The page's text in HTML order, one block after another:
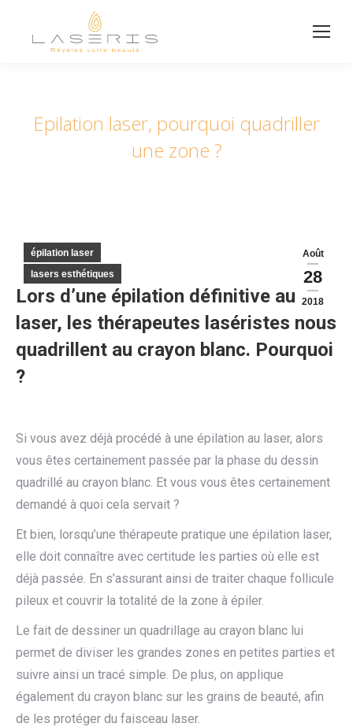
Epilation laser, pourquoi quadriller
une zone ?
Août
28
2018
épilation laser
lasers esthétiques
Lors d’une épilation définitive au
laser, les thérapeutes laséristes nous
quadrillent au crayon blanc. Pourquoi
?
Si vous avez déjà procédé à une épilation au laser, alors
vous êtes certainement passée par la phase du dessin
quadrillé au crayon blanc. Et vous vous êtes certainement
demandé à quoi cela servait ?
Et bien, lorsqu’une thérapeute pratique une épilation laser,
elle doit connaître avec certitude les parties où elle est
déjà passée. En s’assurant ainsi de traiter chaque follicule
pileux et couvrir la totalité de la zone à épiler.
Le fait de dessiner un quadrillage au crayon blanc lui
permet de diviser les grandes zones en petites parties et
suivre ainsi un tracé simple. De plus, on applique
également du crayon blanc sur les grains de beauté, afin
de les protéger du faisceau laser.